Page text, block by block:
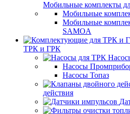
Мобильные комплекты
Мобильные
Мобильные
SAMOA
ТРК и ГРК
Насосы
Насосы Топаз
действия